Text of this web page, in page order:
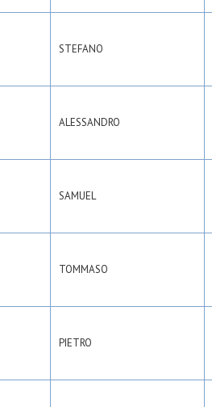
STEFANO
ALESSANDRO
SAMUEL
TOMMASO
PIETRO